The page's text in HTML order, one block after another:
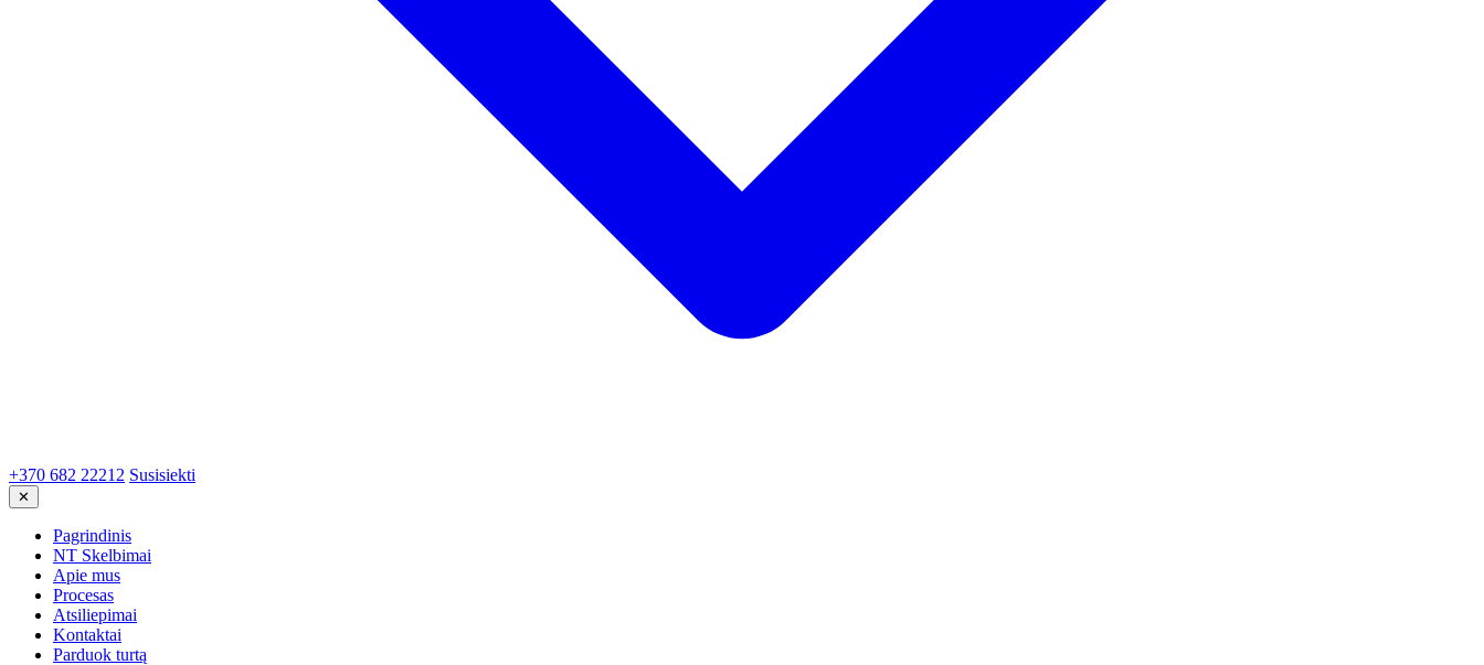
+370 682 22212 Susisiekti
✕
Pagrindinis
NT Skelbimai
Apie mus
Procesas
Atsiliepimai
Kontaktai
Parduok turtą